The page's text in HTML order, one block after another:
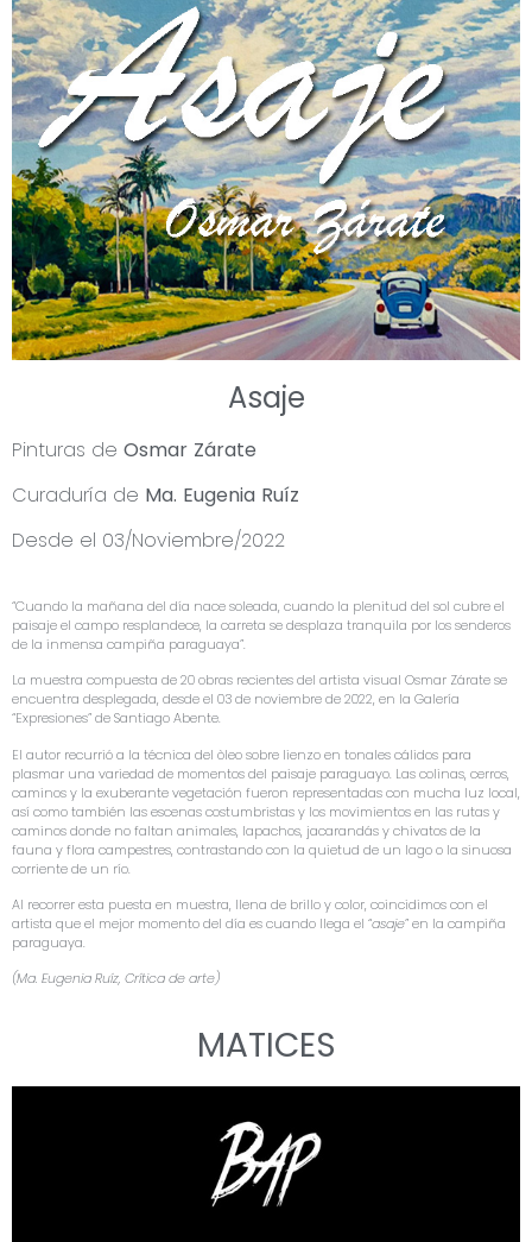
Asaje
Pinturas de Osmar Zárate
Curaduría de Ma. Eugenia Ruíz
Desde el 03/Noviembre/2022
“Cuando la mañana del día nace soleada, cuando la plenitud del sol cubre el
paisaje el campo resplandece, la carreta se desplaza tranquila por los senderos
de la inmensa campiña paraguaya”.
La muestra compuesta de 20 obras recientes del artista visual Osmar Zárate se
encuentra desplegada, desde el 03 de noviembre de 2022, en la Galería
“Expresiones” de Santiago Abente.
El autor recurrió a la técnica del òleo sobre lienzo en tonales cálidos para
plasmar una variedad de momentos del paisaje paraguayo. Las colinas, cerros,
caminos y la exuberante vegetación fueron representadas con mucha luz local,
así como también las escenas costumbristas y los movimientos en las rutas y
caminos donde no faltan animales, lapachos, jacarandás y chivatos de la
fauna y flora campestres, contrastando con la quietud de un lago o la sinuosa
corriente de un río.
Al recorrer esta puesta en muestra, llena de brillo y color, coincidimos con el
artista que el mejor momento del día es cuando llega el “asaje” en la campiña
paraguaya.
(Ma. Eugenia Ruíz, Crítica de arte)
MATICES